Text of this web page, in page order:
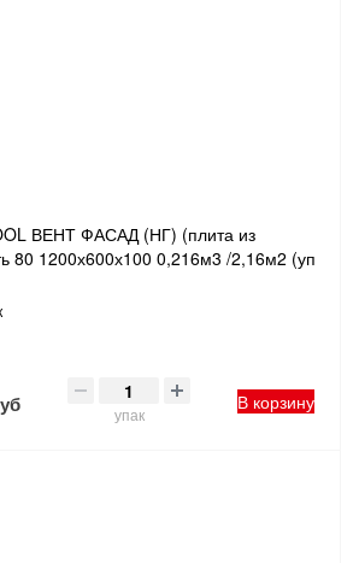
ВЕНТ ФАСАД (НГ) (плита из
80 1200х600х100 0,216м3 /2,16м2 (уп
упак
В корзину